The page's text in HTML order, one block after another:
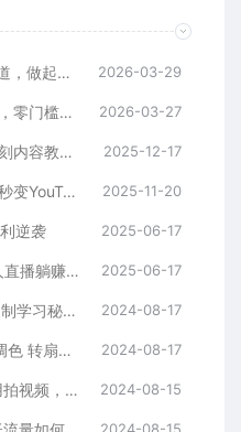
视频号巨火赛道，心灵SPA赛道，做起来超简单，每天收益800+ 2026-03-29
视频号新风口！烟雨江南赛道，零门槛日入 500+ 2026-03-27
抖音百万爆款账号，一比一复刻内容教程，从0-1实操课，小白也能学会，复制爆款，月入10w+ 2025-12-17
一键制作爆款故事视频！文字秒变YouTube自动发布的傻瓜式教程 2025-11-20
逆袭 2025-06-17
2025最新暴利项目！抖音无人直播躺赚攻略！抖音无人直播3.0玩法！0门槛… 2025-06-17
短视频 IP实战课，独创一键复制学习秘籍，转战新领域，月赚五万轻松行 2024-08-17
剪辑技巧速成课，高清拍摄+调色 转扇子，建筑-抠图精通，新手秒变剪辑专家 2024-08-17
视频号/直播涨粉-第2期，不用拍视频，不用卖货，在直播间做菜，就可以搞钱 2024-08-15
2024-08-15